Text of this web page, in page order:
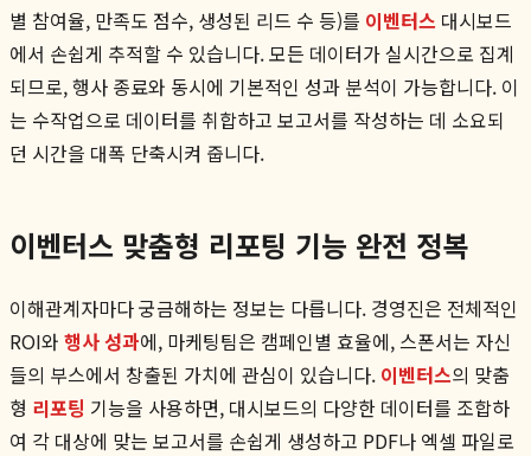
별 참여율, 만족도 점수, 생성된 리드 수 등)를 이벤터스 대시보드
에서 손쉽게 추적할 수 있습니다. 모든 데이터가 실시간으로 집계
되므로, 행사 종료와 동시에 기본적인 성과 분석이 가능합니다. 이
는 수작업으로 데이터를 취합하고 보고서를 작성하는 데 소요되
던 시간을 대폭 단축시켜 줍니다.
이벤터스 맞춤형 리포팅 기능 완전 정복
이해관계자마다 궁금해하는 정보는 다릅니다. 경영진은 전체적인
ROI와 행사 성과에, 마케팅팀은 캠페인별 효율에, 스폰서는 자신
들의 부스에서 창출된 가치에 관심이 있습니다. 이벤터스의 맞춤
형 리포팅 기능을 사용하면, 대시보드의 다양한 데이터를 조합하
여 각 대상에 맞는 보고서를 손쉽게 생성하고 PDF나 엑셀 파일로